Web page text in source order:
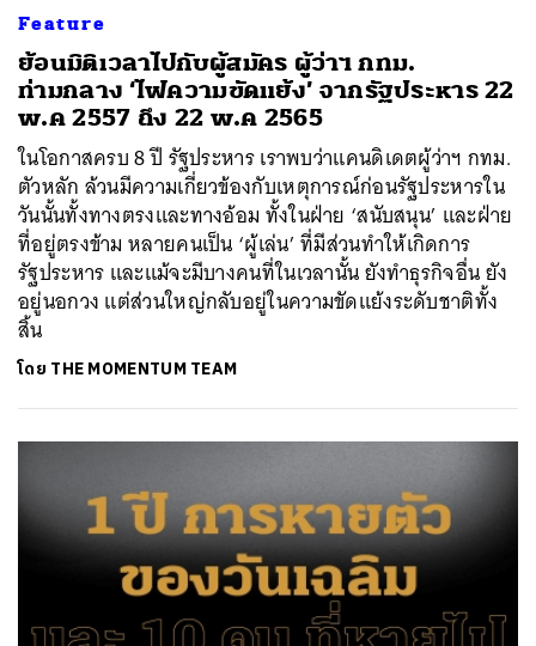
Feature
ย้อนมิติเวลาไปกับผู้สมัคร ผู้ว่าฯ กทม.
ท่ามกลาง ‘ไฟความขัดแย้ง’ จากรัฐประหาร 22
พ.ค 2557 ถึง 22 พ.ค 2565
ในโอกาสครบ 8 ปี รัฐประหาร เราพบว่าแคนดิเดตผู้ว่าฯ กทม.
ตัวหลัก ล้วนมีความเกี่ยวข้องกับเหตุการณ์ก่อนรัฐประหารใน
วันนั้นทั้งทางตรงและทางอ้อม ทั้งในฝ่าย ‘สนับสนุน’ และฝ่าย
ที่อยู่ตรงข้าม หลายคนเป็น ‘ผู้เล่น’ ที่มีส่วนทำให้เกิดการ
รัฐประหาร และแม้จะมีบางคนที่ในเวลานั้น ยังทำธุรกิจอื่น ยัง
อยู่นอกวง แต่ส่วนใหญ่กลับอยู่ในความขัดแย้งระดับชาติทั้ง
สิ้น
โดย THE MOMENTUM TEAM